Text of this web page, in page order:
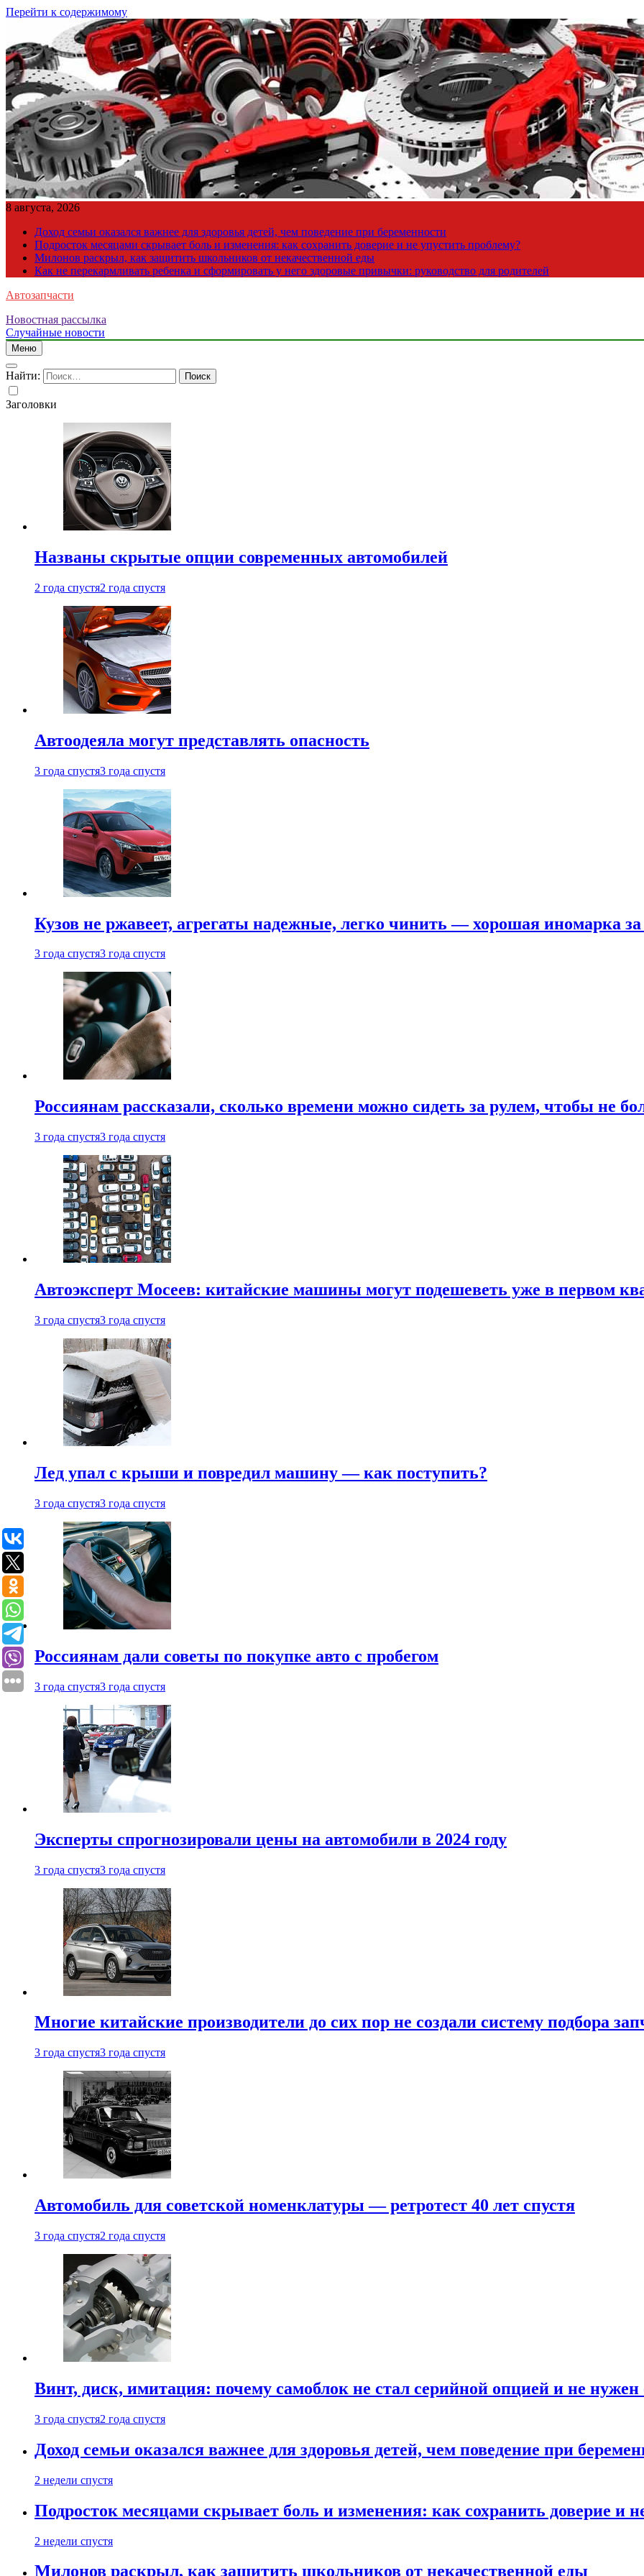
Перейти к содержимому
8 августа, 2026
Доход семьи оказался важнее для здоровья детей, чем поведение при беременности
Подросток месяцами скрывает боль и изменения: как сохранить доверие и не упустить проблему?
Милонов раскрыл, как защитить школьников от некачественной еды
Как не перекармливать ребенка и сформировать у него здоровые привычки: руководство для родителей
Автозапчасти
Новостная рассылка
Случайные новости
Меню
Найти:
Заголовки
Названы скрытые опции современных автомобилей
2 года спустя2 года спустя
Автоодеяла могут представлять опасность
3 года спустя3 года спустя
Кузов не ржавеет, агрегаты надежные, легко чинить — хорошая иномарка за
3 года спустя3 года спустя
Россиянам рассказали, сколько времени можно сидеть за рулем, чтобы не
3 года спустя3 года спустя
Автоэксперт Мосеев: китайские машины могут подешеветь уже в первом
3 года спустя3 года спустя
Лед упал с крыши и повредил машину — как поступить?
3 года спустя3 года спустя
Россиянам дали советы по покупке авто с пробегом
3 года спустя3 года спустя
Эксперты спрогнозировали цены на автомобили в 2024 году
3 года спустя3 года спустя
Многие китайские производители до сих пор не создали систему подбора
3 года спустя3 года спустя
Автомобиль для советской номенклатуры — ретротест 40 лет спустя
3 года спустя2 года спустя
Винт, диск, имитация: почему самоблок не стал серийной опцией и не
3 года спустя2 года спустя
Доход семьи оказался важнее для здоровья детей, чем поведение при
2 недели спустя
Подросток месяцами скрывает боль и изменения: как сохранить доверие и
2 недели спустя
Милонов раскрыл, как защитить школьников от некачественной еды